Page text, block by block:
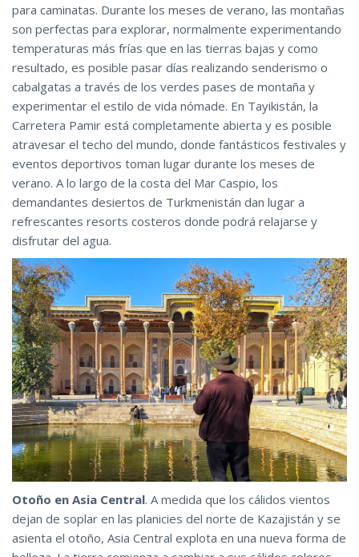
para caminatas. Durante los meses de verano, las montañas
son perfectas para explorar, normalmente experimentando
temperaturas más frías que en las tierras bajas y como
resultado, es posible pasar días realizando senderismo o
cabalgatas a través de los verdes pases de montaña y
experimentar el estilo de vida nómade. En Tayikistán, la
Carretera Pamir está completamente abierta y es posible
atravesar el techo del mundo, donde fantásticos festivales y
eventos deportivos toman lugar durante los meses de
verano. A lo largo de la costa del Mar Caspio, los
demandantes desiertos de Turkmenistán dan lugar a
refrescantes resorts costeros donde podrá relajarse y
disfrutar del agua.
Otoño en Asia Central. A medida que los cálidos vientos
dejan de soplar en las planicies del norte de Kazajistán y se
asienta el otoño, Asia Central explota en una nueva forma de